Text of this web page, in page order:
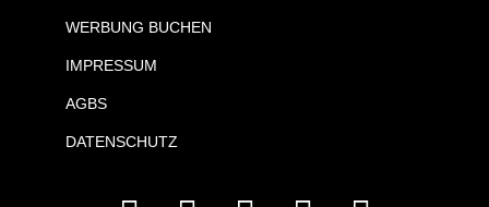
WERBUNG BUCHEN
IMPRESSUM
AGBS
DATENSCHUTZ